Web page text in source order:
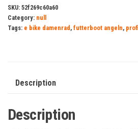
SKU: 52f269c60a60
Category: null
Tags: e bike damenrad , futterboot angeln,
Description
Description